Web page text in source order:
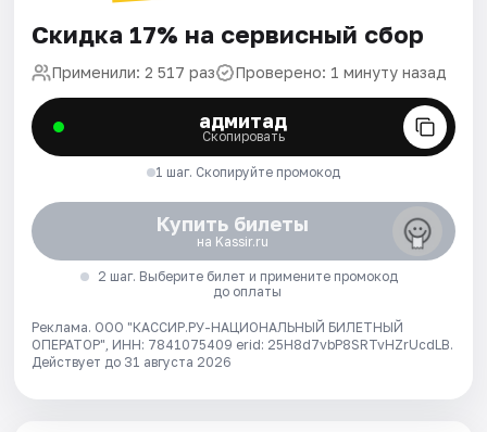
Скидка 17% на сервисный сбор
Применили: 2 517 раз Проверено: 1 минуту назад
адмитад
Скопировать
1 шаг. Скопируйте промокод
Купить билеты
на Kassir.ru
2 шаг. Выберите билет и примените промокод
до оплаты
Реклама. ООО "КАССИР.РУ-НАЦИОНАЛЬНЫЙ БИЛЕТНЫЙ
ОПЕРАТОР", ИНН: 7841075409 erid: 25H8d7vbP8SRTvHZrUcdLB.
Действует до 31 августа 2026